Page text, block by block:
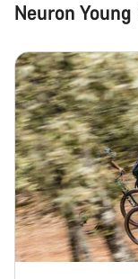
Neuron
Trenger du
Våre
spørsmål.